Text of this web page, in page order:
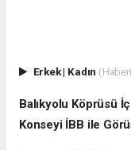
Erkek| Kadın
Balıkyolu Köprüsü
Konseyi İBB ile